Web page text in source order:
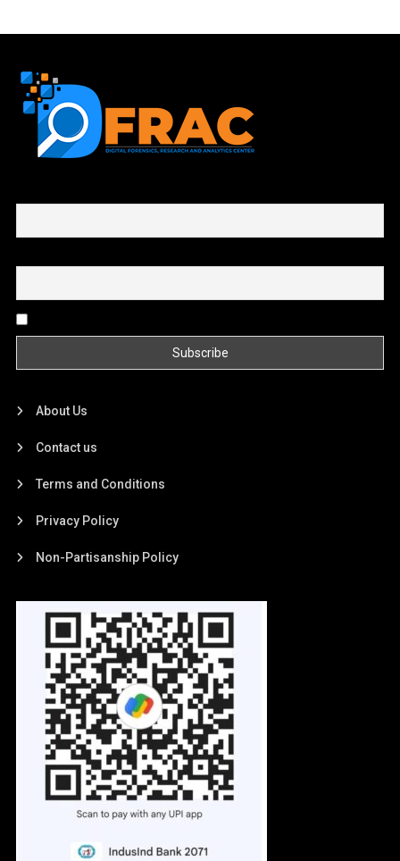
About Us
Contact us
Terms and Conditions
Privacy Policy
Non-Partisanship Policy